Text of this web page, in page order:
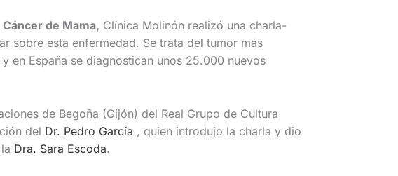
de Mama, Clínica Molinón realizó una charla-
sobre esta enfermedad. Se trata del tumor más
en España se diagnostican unos 25.000 nuevos
de Begoña (Gijón) del Real Grupo de Cultura
del Dr. Pedro García , quien introdujo la charla y dio
Dra. Sara Escoda.